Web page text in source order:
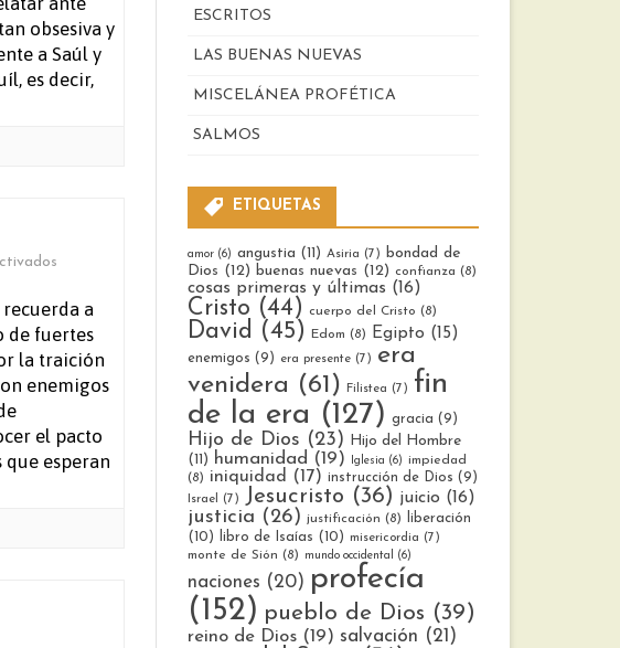
obsesiva y
a Saúl y
es decir,
Salmo
25
a
de fuertes
la traición
enemigos
el pacto
esperan
ESCRITOS
LAS BUENAS NUEVAS
MISCELÁNEA PROFÉTICA
SALMOS
ETIQUETAS
amor(6) angustia (11) Asiria (7) bondad de
Dios (12) buenas nuevas (12) confianza (8)
cosas primeras y últimas (16)
Cristo (44) cuerpo del Cristo (8)
David (45) Edom (8) Egipto (15)
enemigos (9) era presente(7) era
venidera (61) Filistea (7) fin
de la era (127) gracia (9)
Hijo de Dios (23)
Hijo del Hombre
(11)
humanidad (19) Iglesia (6) impiedad
(8) iniquidad (17) instrucción de Dios (9)
Israel (7) Jesucristo (36) juicio (16)
justicia (26) justificación (8)
liberación
(10)
libro de Isaías (10) misericordia (7)
monte de Sión (8) mundo occidental (6)
naciones (20) profecía
(152) pueblo de Dios (39)
reino de Dios(19) salvación (21)